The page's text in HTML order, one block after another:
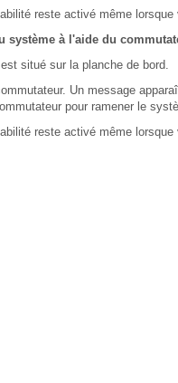
reste activé même
système à l'aide du
situé sur la planche de bord.
Un message
pour ramener le
reste activé même